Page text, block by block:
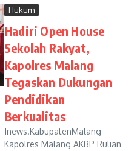
Hukum
Hadiri Open House
Sekolah Rakyat,
Kapolres Malang
Tegaskan Dukungan
Pendidikan
Berkualitas
Jnews.KabupatenMalang –
Kapolres Malang AKBP Rulian